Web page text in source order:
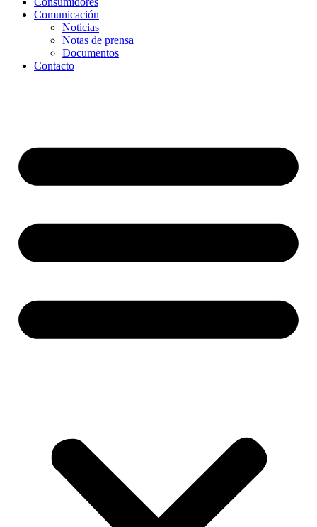
Comunicación
Noticias
Notas de prensa
Documentos
Contacto